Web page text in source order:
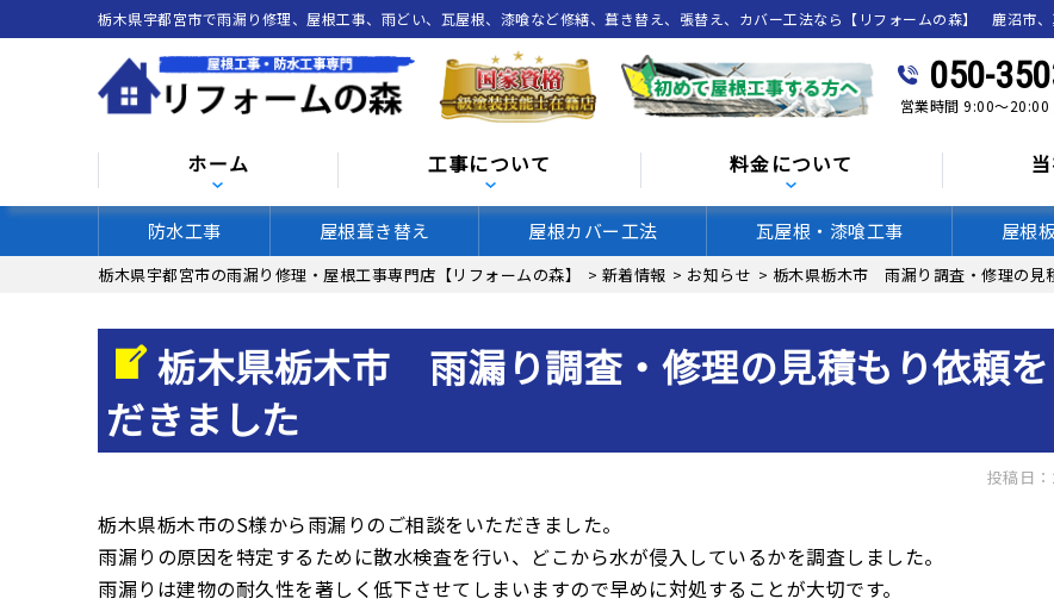
栃木県宇都宮市で雨漏り修理、屋根工事、雨どい、瓦屋根、漆喰など修繕、葺き替え、張替え、カバー工法なら【リフォームの森】 鹿沼市
050-
営業時間 9:00～20:00
ホーム 工事について 料金について
防水工事 屋根葺き替え 屋根カバー工法 瓦屋根・漆喰工事 屋根
栃木県宇都宮市の雨漏り修理・屋根工事専門店【リフォームの森】 > 新着情報 > お知らせ > 栃木県栃木市 雨漏り調査・修理の見
栃木県栃木市 雨漏り調査・修理の見積もり依頼
だきました
投稿日
栃木県栃木市のS様から雨漏りのご相談をいただきました。
雨漏りの原因を特定するために散水検査を行い、どこから水が侵入しているかを調査しました。
雨漏りは建物の耐久性を著しく低下させてしまいますので早めに対処することが大切です。